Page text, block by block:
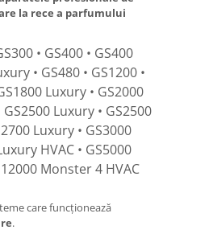
la rece a parfumului
• GS400 • GS400
• GS480 • GS1200 •
Luxury • GS2000
GS2500 Luxury • GS2500
Luxury • GS3000
HVAC • GS5000
Monster 4 HVAC
care funcționează
.